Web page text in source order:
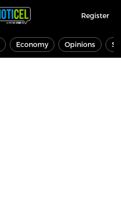
Register
Economy Opinions